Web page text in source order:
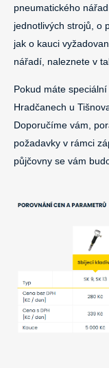
pneumatického
jednotlivých strojů, o
jak o kauci
nářadí, naleznete v
Pokud máte
Hradčanech u
Doporučíme vám,
požadavky v rámci
půjčovny se vám